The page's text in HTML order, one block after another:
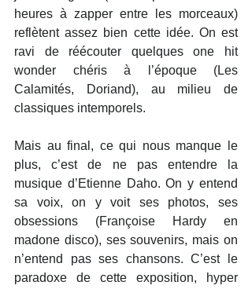
heures à zapper entre les morceaux)
reflètent assez bien cette idée. On est
ravi de réécouter quelques one hit
wonder chéris à l’époque (Les
Calamités, Doriand), au milieu de
classiques intemporels.
Mais au final, ce qui nous manque le
plus, c’est de ne pas entendre la
musique d’Etienne Daho. On y entend
sa voix, on y voit ses photos, ses
obsessions (Françoise Hardy en
madone disco), ses souvenirs, mais on
n’entend pas ses chansons. C’est le
paradoxe de cette exposition, hyper